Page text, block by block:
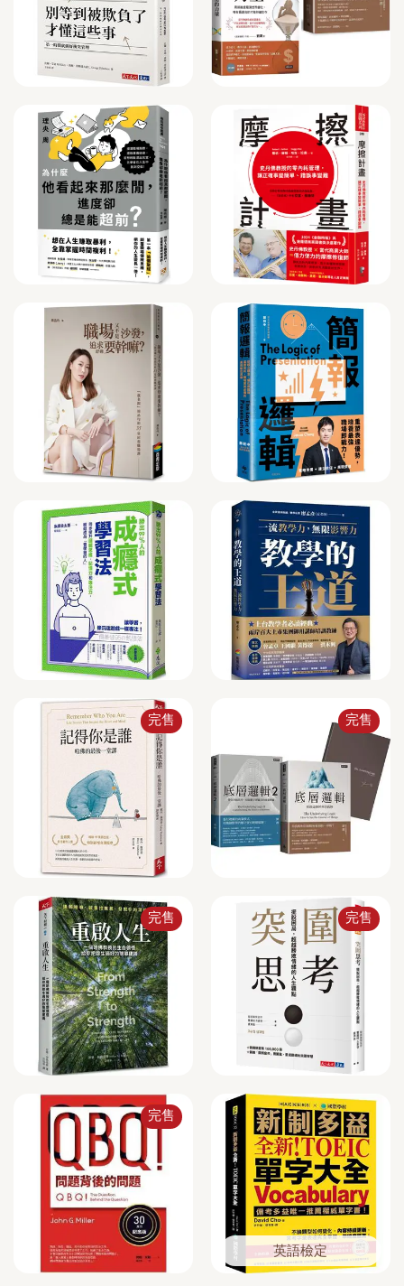
完售 完售
完售 完售
完售
英語檢定